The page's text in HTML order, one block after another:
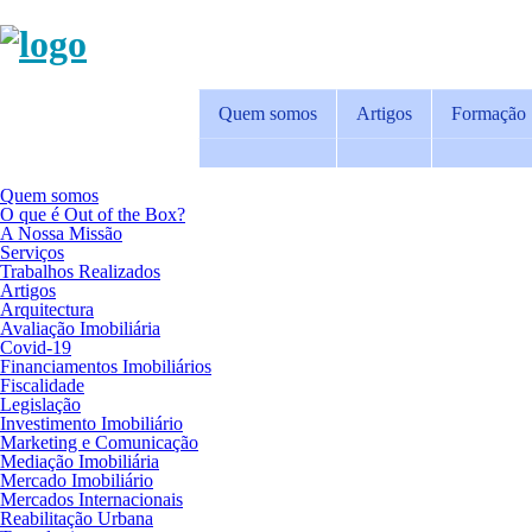
Quem somos Artigos Formação
Quem somos
O que é Out of the Box?
A Nossa Missão
Serviços
Trabalhos Realizados
Artigos
Arquitectura
Avaliação Imobiliária
Covid-19
Financiamentos Imobiliários
Fiscalidade
Legislação
Investimento Imobiliário
Marketing e Comunicação
Mediação Imobiliária
Mercado Imobiliário
Mercados Internacionais
Reabilitação Urbana